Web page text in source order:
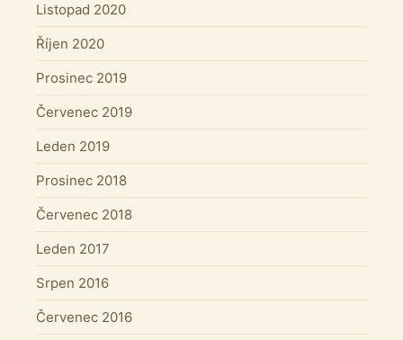
Listopad 2020
Říjen 2020
Prosinec 2019
Červenec 2019
Leden 2019
Prosinec 2018
Červenec 2018
Leden 2017
Srpen 2016
Červenec 2016